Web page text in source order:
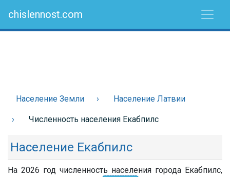
chislennost.com
Население Земли Население Латвии
Численность населения Екабпилс
Население Екабпилс
На 2026 год численность населения города Екабпилс,